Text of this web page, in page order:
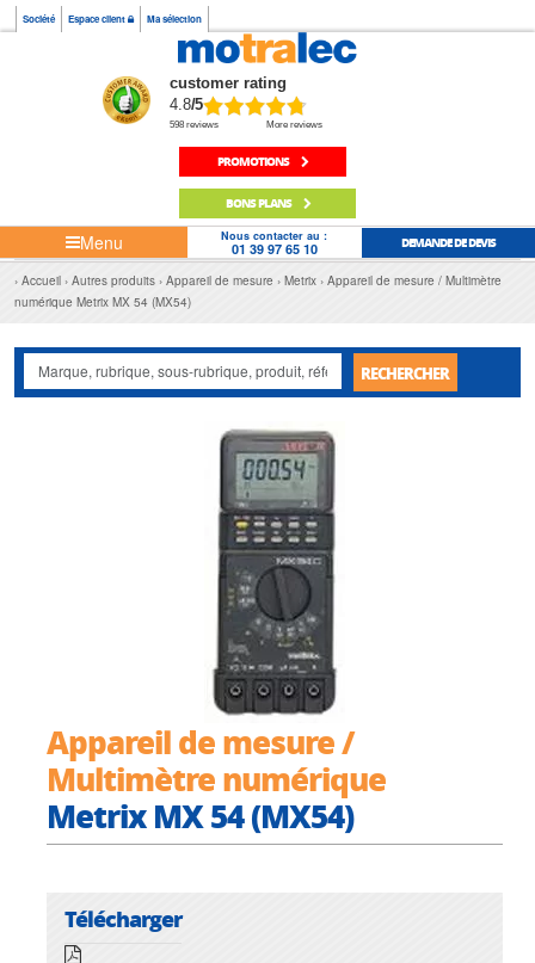
Société Espace client Ma sélection
customer rating
4.8/5
598 reviews More reviews
PROMOTIONS
BONS PLANS
Menu Nous contacter au :
01 39 97 65 10 DEMANDE DE DEVIS
Accueil Autres produits Appareil de mesure Metrix
Appareil de mesure / Multimètre
numérique Metrix MX 54 (MX54)
RECHERCHER
Appareil de mesure /
Multimètre numérique
Metrix MX 54 (MX54)
Télécharger